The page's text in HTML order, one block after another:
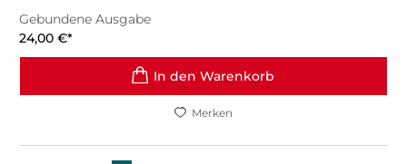
Gebundene Ausgabe
24,00 €*
In den Warenkorb
Merken